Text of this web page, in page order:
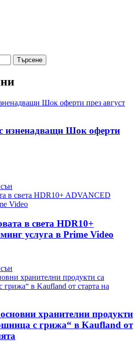
изненадващи Шок оферти
в света HDR10+
услуга в Prime Video
хранителни продукти
с грижа“ в Kaufland от